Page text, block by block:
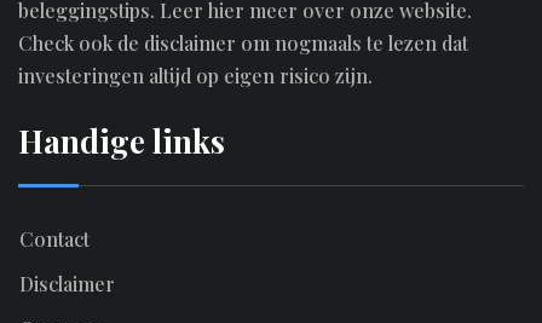
beleggingstips. Leer hier meer over onze website.
Check ook de disclaimer om nogmaals te lezen dat
investeringen altijd op eigen risico zijn.
Handige links
Contact
Disclaimer